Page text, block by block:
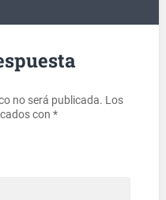
no será publicada. Los
con *